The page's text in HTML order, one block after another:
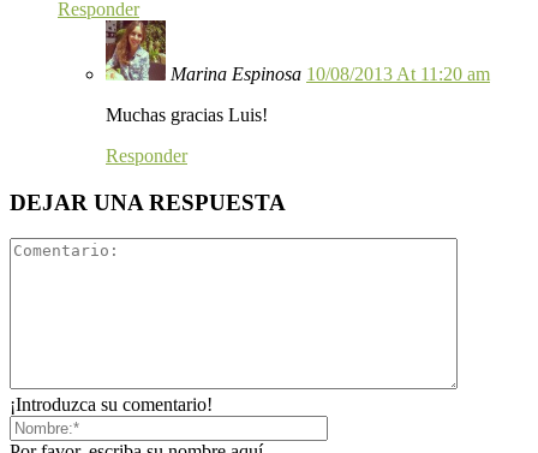
Responder
Marina Espinosa 10/08/2013 At 11:20 am
Muchas gracias Luis!
Responder
DEJAR UNA RESPUESTA
¡Introduzca su comentario!